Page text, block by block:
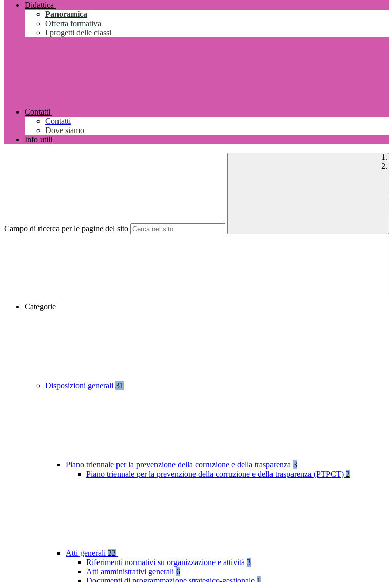
Didattica
Panoramica
Offerta formativa
I progetti delle classi
Contatti
Contatti
Dove siamo
Info utili
Campo di ricerca per le pagine del sito
Categorie
Disposizioni generali 31
Piano triennale per la prevenzione della corruzione e della trasparenza 3
Piano triennale per la prevenzione della corruzione e della trasparenza (PTPCT) 2
Atti generali 22
Riferimenti normativi su organizzazione e attività 3
Atti amministrativi generali 6